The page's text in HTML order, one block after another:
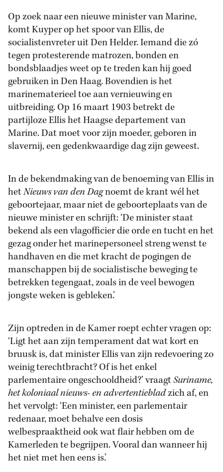
Op zoek naar een nieuwe minister van Marine,
komt Kuyper op het spoor van Ellis, de
socialistenvreter uit Den Helder. Iemand die zó
tegen protesterende matrozen, bonden en
bondsblaadjes weet op te treden kan hij goed
gebruiken in Den Haag. Bovendien is het
marinematerieel toe aan vernieuwing en
uitbreiding. Op 16 maart 1903 betrekt de
partijloze Ellis het Haagse departement van
Marine. Dat moet voor zijn moeder, geboren in
slavernij, een gedenkwaardige dag zijn geweest.
In de bekendmaking van de benoeming van Ellis in
hetNieuws van den Dagnoemt de krant wél het
geboortejaar, maar niet de geboorteplaats van de
nieuwe minister en schrijft: ‘De minister staat
bekend als een vlagofficier die orde en tucht en het
gezag onder het marinepersoneel streng wenst te
handhaven en die met kracht de pogingen de
manschappen bij de socialistische beweging te
betrekken tegengaat, zoals in de veel bewogen
jongste weken is gebleken.’
Zijn optreden in de Kamer roept echter vragen op:
‘Ligt het aan zijn temperament dat wat kort en
bruusk is, dat minister Ellis van zijn redevoering zo
weinig terechtbracht? Of is het enkel
parlementaire ongeschooldheid?’ vraagtSuriname,
het koloniaal nieuws- en advertentiebladzich af, en
het vervolgt: ‘Een minister, een parlementair
redenaar, moet behalve een dosis
welbespraaktheid ook wat flair hebben om de
Kamerleden te begrijpen. Vooral dan wanneer hij
het niet met hen eens is.’